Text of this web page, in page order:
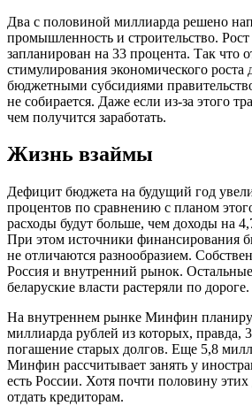
Два с половиной миллиарда решено
промышленность и строительство.
запланирован на 33 процента. Так что
стимулирования экономического
бюджетными субсидиями
не собирается. Даже если из-за этого
чем получится заработать.
Жизнь взаймы
Дефицит бюджета на будущий год
процентов по сравнению с планом
расходы будут больше, чем доходы на
При этом источники финансирования
не отличаются разнообразием.
Россия и внутренний рынок.
беларуские власти растеряли по дороге.
На внутреннем рынке Минфин
миллиарда рублей из которых, правда,
погашение старых долгов. Еще 5,8
Минфин рассчитывает занять у
есть России. Хотя почти половину этих
отдать кредиторам.